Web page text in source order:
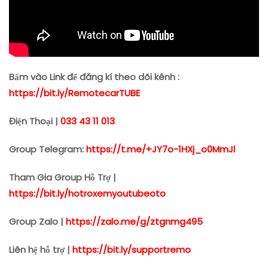
Bấm vào Link để đăng kí theo dõi kênh :
https://bit.ly/RemotecarTUBE
Điện Thoại | 033 43 11 013
Group Telegram:https://t.me/+JY7o-1HXj_o0MmJl
Tham Gia Group Hỗ Trợ |
https://bit.ly/hotroxemyoutubeoto
Group Zalo | https://zalo.me/g/ztgnmg495
Liên hệ hỗ trợ | https://bit.ly/supportremo